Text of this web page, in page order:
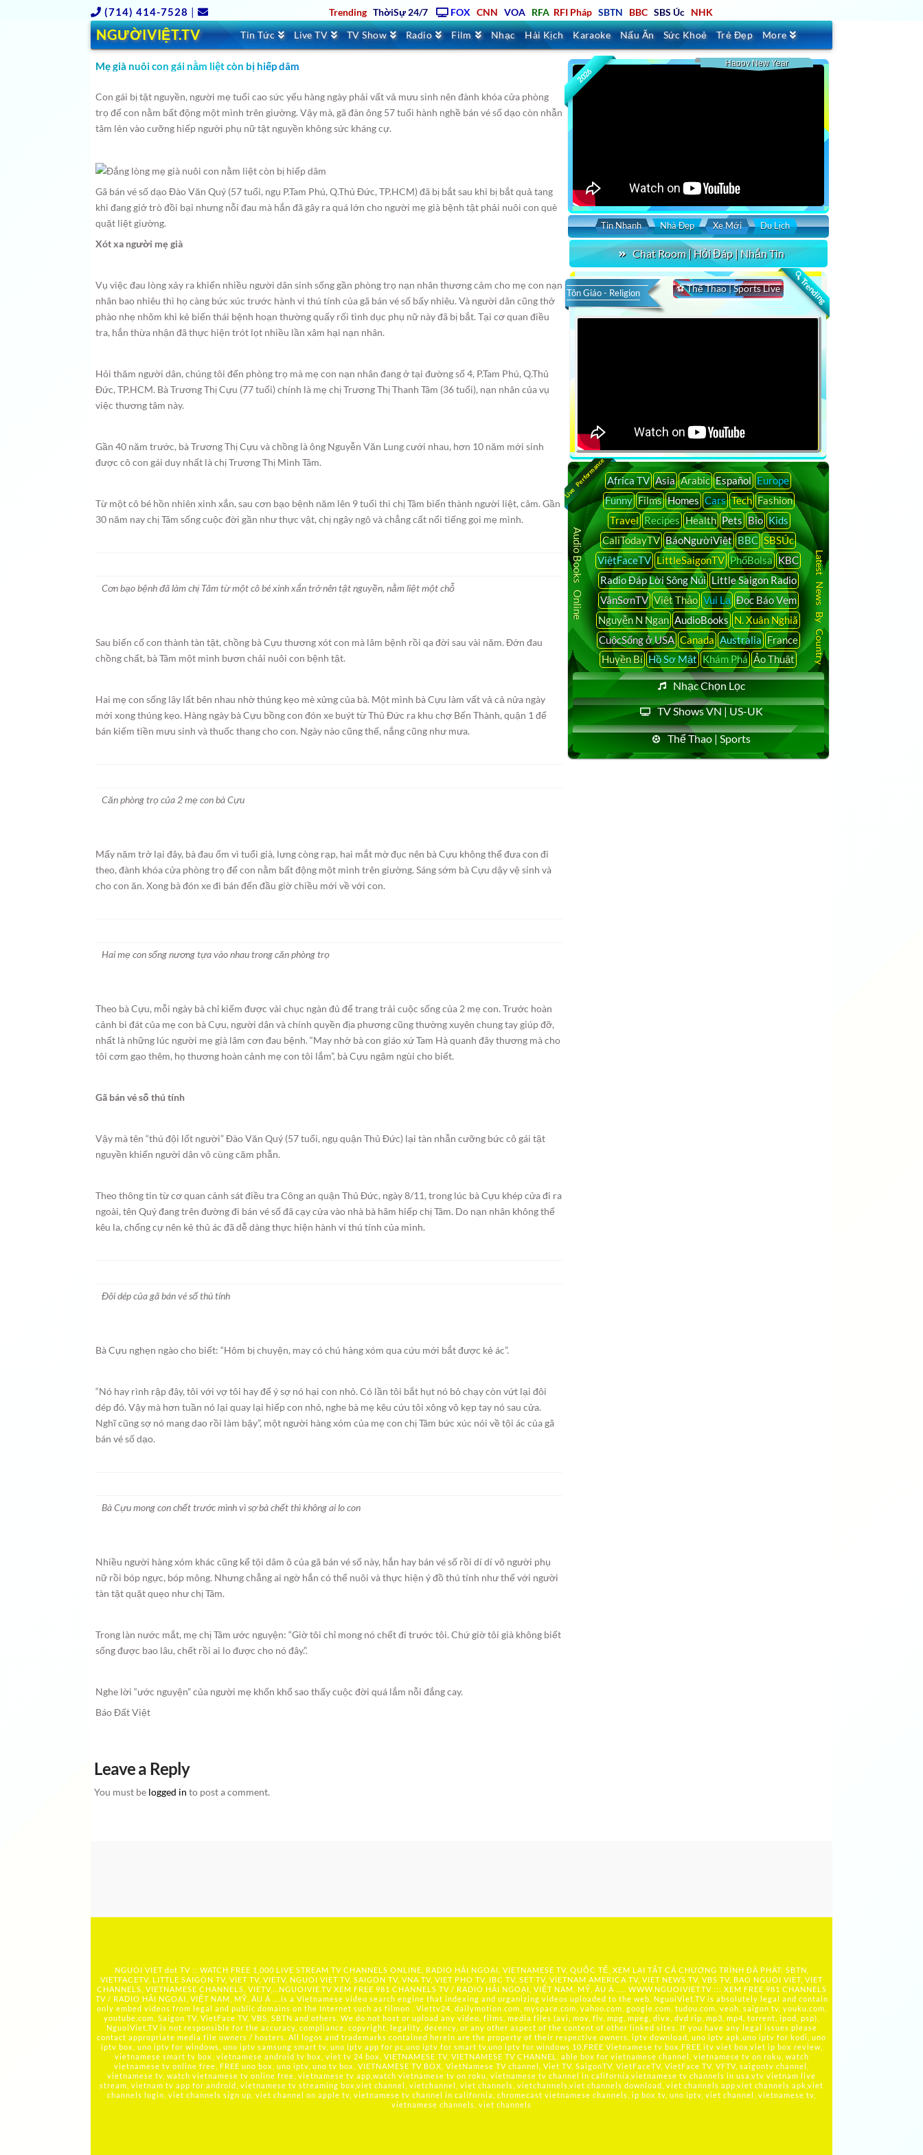
(714) 414-7528 | Trending ThờiSự 24/7 FOX CNN VOA RFA RFI Pháp SBTN BBC SBS Úc NHK
NGƯỜIVIỆT.TV Tin Tức Live TV TV Show Radio Film Nhạc Hài Kịch Karaoke Nấu Ăn Sức Khoẻ Trẻ Đẹp More
Mẹ già nuôi con gái nằm liệt còn bị hiếp dâm
Con gái bị tật nguyền, người mẹ tuổi cao sức yếu hàng ngày phải vất vả mưu sinh nên đành khóa cửa phòng
trọ để con nằm bất động một mình trên giường. Vậy mà, gã đàn ông 57 tuổi hành nghề bán vé số dạo còn nhẫn
tâm lẻn vào cưỡng hiếp người phụ nữ tật nguyền không sức kháng cự.
Gã bán vé số dạo Đào Văn Quý (57 tuổi, ngụ P.Tam Phú, Q.Thủ Đức, TP.HCM) đã bị bắt sau khi bị bắt quả tang
khi đang giở trò đồi bại nhưng nỗi đau mà hắn đã gây ra quá lớn cho người mẹ già bệnh tật phải nuôi con què
quặt liệt giường.
Xót xa người mẹ già
Vụ việc đau lòng xảy ra khiến nhiều người dân sinh sống gần phòng trọ nạn nhân thương cảm cho mẹ con nạn
nhân bao nhiêu thì họ càng bức xúc trước hành vi thú tính của gã bán vé số bấy nhiêu. Và người dân cũng thở
phào nhẹ nhõm khi kẻ biến thái bệnh hoạn thường quấy rối tình dục phụ nữ này đã bị bắt. Tại cơ quan điều
tra, hắn thừa nhận đã thực hiện trót lọt nhiều lần xâm hại nạn nhân.
Hỏi thăm người dân, chúng tôi đến phòng trọ mà mẹ con nạn nhân đang ở tại đường số 4, P.Tam Phú, Q.Thủ
Đức, TP.HCM. Bà Trương Thị Cựu (77 tuổi) chính là mẹ chị Trương Thị Thanh Tâm (36 tuổi), nạn nhân của vụ
việc thương tâm này.
Gần 40 năm trước, bà Trương Thị Cựu và chồng là ông Nguyễn Văn Lung cưới nhau, hơn 10 năm mới sinh
được cô con gái duy nhất là chị Trương Thị Minh Tâm.
Từ một cô bé hồn nhiên xinh xắn, sau cơn bạo bệnh năm lên 9 tuổi thì chị Tâm biến thành người liệt, câm. Gần
30 năm nay chị Tâm sống cuộc đời gần như thực vật, chị ngây ngô và chẳng cất nổi tiếng gọi mẹ mình.
Cơn bạo bệnh đã làm chị Tâm từ một cô bé xinh xắn trở nên tật nguyền, nằm liệt một chỗ
Sau biến cố con thành tàn tật, chồng bà Cựu thương xót con mà lâm bệnh rồi qa đời sau vài năm. Đớn đau
chồng chất, bà Tâm một mình bươn chải nuôi con bệnh tật.
Hai mẹ con sống lây lất bên nhau nhờ thúng kẹo mè xửng của bà. Một mình bà Cựu làm vất vả cả nửa ngày
mới xong thúng kẹo. Hàng ngày bà Cựu bồng con đón xe buýt từ Thủ Đức ra khu chợ Bến Thành, quận 1 để
bán kiếm tiền mưu sinh và thuốc thang cho con. Ngày nào cũng thế, nắng cũng như mưa.
Căn phòng trọ của 2 mẹ con bà Cựu
Mấy năm trở lại đây, bà đau ốm vì tuổi già, lưng còng rạp, hai mắt mờ đục nên bà Cựu không thể đưa con đi
theo, đành khóa cửa phòng trọ để con nằm bất động một mình trên giường. Sáng sớm bà Cựu dậy vệ sinh và
cho con ăn. Xong bà đón xe đi bán đến đầu giờ chiều mới về với con.
Hai mẹ con sống nương tựa vào nhau trong căn phòng trọ
Theo bà Cựu, mỗi ngày bà chỉ kiếm được vài chục ngàn đủ để trang trải cuộc sống của 2 mẹ con. Trước hoàn
cảnh bi đát của mẹ con bà Cựu, người dân và chính quyền địa phương cũng thường xuyên chung tay giúp đỡ,
nhất là những lúc người mẹ già lâm cơn đau bệnh. “May nhờ bà con giáo xứ Tam Hà quanh đây thương mà cho
tôi cơm gạo thêm, họ thương hoàn cảnh mẹ con tôi lắm”, bà Cựu ngậm ngùi cho biết.
Gã bán vé số thú tính
Vậy mà tên “thú đội lốt người” Đào Văn Quý (57 tuổi, ngụ quận Thủ Đức) lại tàn nhẫn cưỡng bức cô gái tật
nguyền khiến người dân vô cùng căm phẫn.
Theo thông tin từ cơ quan cảnh sát điều tra Công an quận Thủ Đức, ngày 8/11, trong lúc bà Cựu khép cửa đi ra
ngoài, tên Quý đang trên đường đi bán vé số đã cạy cửa vào nhà bà hãm hiếp chị Tâm. Do nạn nhân không thể
kêu la, chống cự nên kẻ thủ ác đã dễ dàng thực hiện hành vi thú tính của mình.
Đôi dép của gã bán vé số thú tính
Bà Cựu nghẹn ngào cho biết: “Hôm bị chuyện, may có chú hàng xóm qua cứu mới bắt được kẻ ác”.
“Nó hay rình rập đây, tôi với vợ tôi hay để ý sợ nó hại con nhỏ. Có lần tôi bắt hụt nó bỏ chạy còn vứt lại đôi
dép đó. Vậy mà hơn tuần nó lại quay lại hiếp con nhỏ, nghe bà mẹ kêu cứu tôi xông vô kẹp tay nó sau cửa.
Nghĩ cũng sợ nó mang dao rồi làm bậy”, một người hàng xóm của mẹ con chị Tâm bức xúc nói về tội ác của gã
bán vé số dạo.
Bà Cựu mong con chết trước mình vì sợ bà chết thì không ai lo con
Nhiều người hàng xóm khác cũng kể tội dâm ô của gã bán vé số này, hắn hay bán vé số rồi dí dí vô người phụ
nữ rồi bóp ngực, bóp mông. Nhưng chẳng ai ngờ hắn có thể nuôi và thực hiện ý đồ thú tính như thế với người
tàn tật quặt quẹo như chị Tâm.
Trong làn nước mắt, mẹ chị Tâm ước nguyện: “Giờ tôi chỉ mong nó chết đi trước tôi. Chứ giờ tôi già không biết
sống được bao lâu, chết rồi ai lo được cho nó đây.”.
Nghe lời “ước nguyện” của người mẹ khốn khổ sao thấy cuộc đời quá lắm nỗi đắng cay.
Báo Đất Việt
Leave a Reply
You must be logged in to post a comment.
2026
Happy New Year
Tin Nhanh Nhà Đẹp Xe Mới Du Lịch
Chat Room | Hỏi Đáp | Nhắn Tin
🔍 Trending
⚽ Thể Thao | Sports Live
Tôn Giáo - Religion
Live PerformanceAfrica TV Asia Arabic Español Europe
Funny Films Homes Cars Tech Fashion
Travel Recipes Health Pets Bio Kids
CaliTodayTV BáoNgườiViệt BBC SBSÚc
ViệtFaceTV LittleSaigonTV PhốBolsa KBC
Radio Đáp Lời Sông Núi Little Saigon Radio
VânSơnTV Việt Thảo Vui Lạ Đọc Báo Vẹm
Nguyễn N Ngạn AudioBooks N. Xuân Nghiã
CuộcSống ở USA Canada Australia France
Huyền Bí Hồ Sơ Mật Khám Phá Ảo Thuật
Nhạc Chọn Lọc
TV Shows VN | US-UK
Thể Thao | Sports
Audio Books Online Latest News By Country
NGUOI VIET dot TV :: WATCH FREE 1,000 LIVE STREAM TV CHANNELS ONLINE, RADIO HẢI NGOẠI, VIETNAMESE TV, QUỐC TẾ, XEM LẠI TẤT CẢ CHƯƠNG TRÌNH ĐÃ PHÁT: SBTN,
VIETFACETV, LITTLE SAIGON TV, VIET TV, VIETV, NGUOI VIET TV, SAIGON TV, VNA TV, VIET PHO TV, IBC TV, SET TV, VIETNAM AMERICA TV, VIET NEWS TV, VBS TV, BAO NGUOI VIET, VIET
CHANNELS, VIETNAMESE CHANNELS, VIETV,...
NGUOIVIE.TVXEM FREE 981 CHANNELS TV / RADIO HẢI NGOẠI, VIỆT NAM, MỸ, ÂU Á ….. WWW.NGUOIVIET.TV ::: XEM FREE 981 CHANNELS
TV / RADIO HẢI NGOẠI, VIỆT NAM, MỸ, ÂU Á ….is a Vietnamese video search engine that indexing and organizing videos uploaded to the web. NguoiViet.TV is absolutely legal and contain
only embed videos from legal and public domains on the Internet such as filmon , Viettv24, dailymotion.com, myspace.com, yahoo.com, google.com, tudou.com, veoh, saigon tv, youku.com,
youtube.com, Saigon TV, VietFace TV, VBS, SBTN and others. We do not host or upload any video, films, media files (avi, mov, flv, mpg, mpeg, divx, dvd rip, mp3, mp4, torrent, ipod, psp),
NguoiViet.TV is not responsible for the accuracy, compliance, copyright, legality, decency, or any other aspect of the content of other linked sites. If you have any legal issues please
contact appropriate media file owners / hosters. All logos and trademarks contained herein are the property of their respective owners. iptv download, uno iptv apk,uno iptv for kodi, uno
iptv box, uno iptv for windows, uno iptv samsung smart tv, uno iptv app for pc,uno iptv for smart tv,uno iptv for windows 10,FREE Vietnamese tv box,FREE itv viet box,viet ip box review,
vietnamese smart tv box, vietnamese android tv box, viet tv 24 box, VIETNAMESE TV, VIETNAMESE TV CHANNEL, able box for vietnamese channel, vietnamese tv on roku, watch
vietnamese tv online free, FREE uno box, uno iptv, uno tv box, VIETNAMESE TV BOX, VietNamese TV channel, Viet TV, SaigonTV, VietFaceTV, VietFace TV, VFTV, saigontv channel,
vietnamese tv, watch vietnamese tv online free, vietnamese tv app,watch vietnamese tv on roku, vietnamese tv channel in california,vietnamese tv channels in usa,vtv vietnam live
stream, vietnam tv app for android, vietnamese tv streaming box,viet channel, vietchannel, viet channels, vietchannels,viet channels download, viet channels app,viet channels apk,viet
channels login, viet channels sign up, viet channel on apple tv, vietnamese tv channel in california, chromecast vietnamese channels, ip box tv, uno iptv, viet channel, vietnamese tv,
vietnamese channels, viet channels